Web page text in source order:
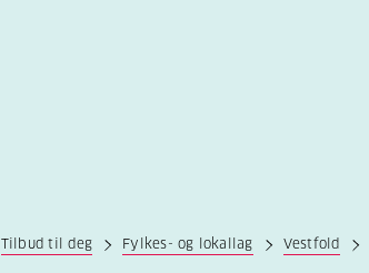
Tilbud til deg Fylkes- og lokallag Vestfold